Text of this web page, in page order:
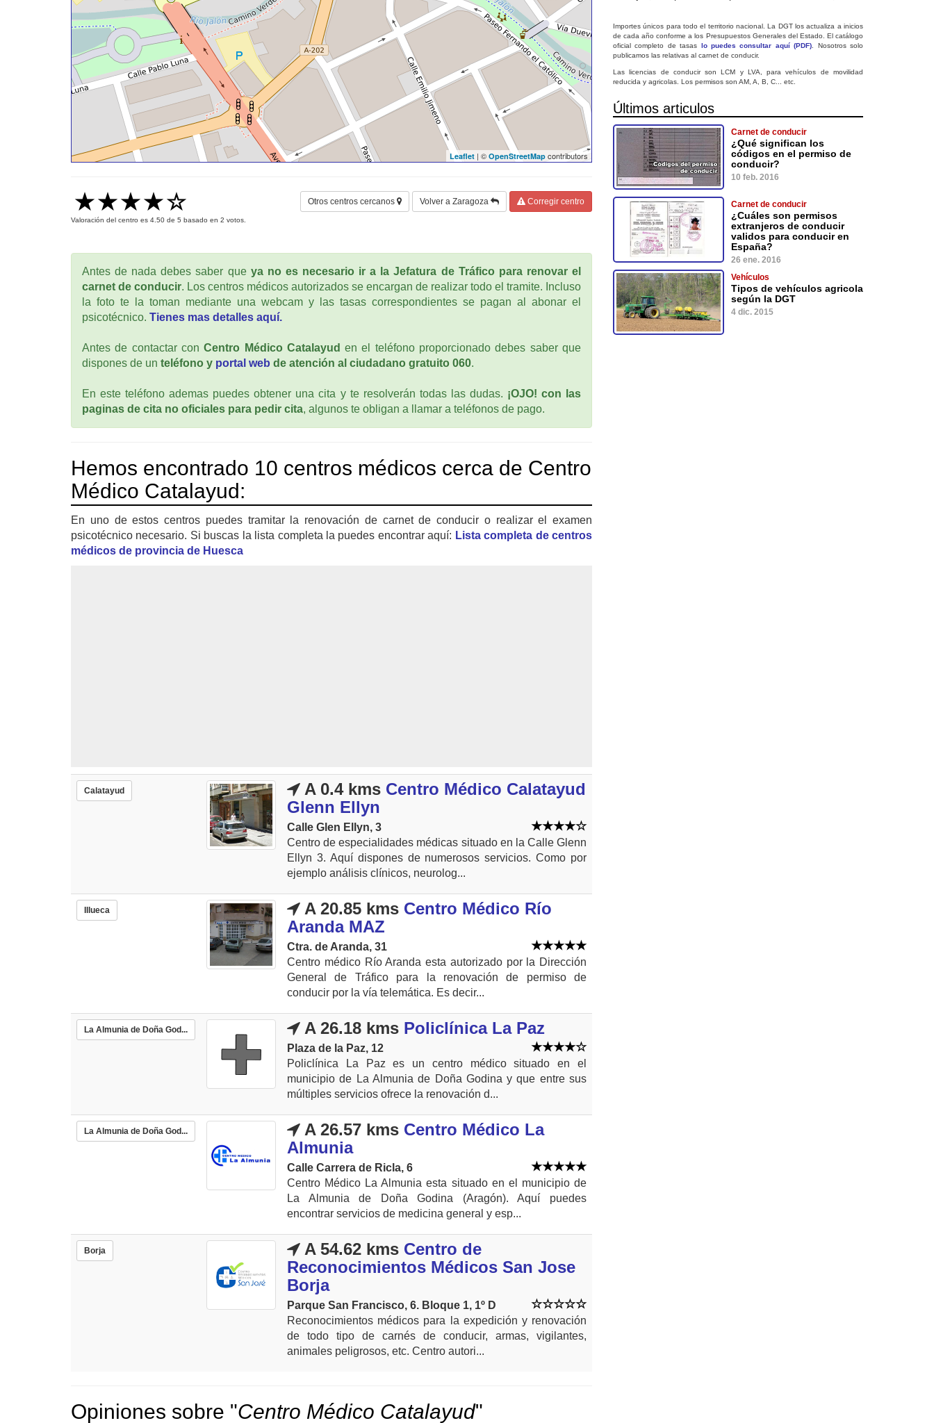
Leaflet | © OpenStreetMap contributors
Valoración del centro es 4.50 de 5 basado en 2 votos.
Otros centros cercanos Volver a Zaragoza Corregir centro
Antes de nada debes saber que ya no es necesario ir a la Jefatura de Tráfico para renovar el
carnet de conducir. Los centros médicos autorizados se encargan de realizar todo el tramite. Incluso
la foto te la toman mediante una webcam y las tasas correspondientes se pagan al abonar el
psicotécnico. Tienes mas detalles aquí.
Antes de contactar conCentro Médico Catalayud en el teléfono proporcionado debes saber que
dispones de un teléfono y portal web de atención al ciudadano gratuito 060.
En este teléfono ademas puedes obtener una cita y te resolverán todas las dudas. ¡OJO! con las
paginas de cita no oficiales para pedir cita, algunos te obligan a llamar a teléfonos de pago.
Hemos encontrado 10 centros médicos cerca de Centro
Médico Catalayud:
En uno de estos centros puedes tramitar la renovación de carnet de conducir o realizar el examen
psicotécnico necesario. Si buscas la lista completa la puedes encontrar aquí: Lista completa de centros
médicos de provincia de Huesca
Calatayud A 0.4 kms Centro Médico Calatayud
Glenn Ellyn
Calle Glen Ellyn, 3
Centro de especialidades médicas situado en la Calle Glenn
Ellyn 3. Aquí dispones de numerosos servicios. Como por
ejemplo análisis clínicos, neurolog...
Illueca A 20.85 kms Centro Médico Río
Aranda MAZ
Ctra. de Aranda, 31
Centro médico Río Aranda esta autorizado por la Dirección
General de Tráfico para la renovación de permiso de
conducir por la vía telemática. Es decir...
La Almunia de Doña God... A 26.18 kms Policlínica La Paz
Plaza de la Paz, 12
Policlínica La Paz es un centro médico situado en el
municipio de La Almunia de Doña Godina y que entre sus
múltiples servicios ofrece la renovación d...
La Almunia de Doña God... A 26.57 kms Centro Médico La
Almunia
Calle Carrera de Ricla, 6
Centro Médico La Almunia esta situado en el municipio de
La Almunia de Doña Godina (Aragón). Aquí puedes
encontrar servicios de medicina general y esp...
Borja A 54.62 kms Centro de
Reconocimientos Médicos San Jose
Borja
Parque San Francisco, 6. Bloque 1, 1º D
Reconocimientos médicos para la expedición y renovación
de todo tipo de carnés de conducir, armas, vigilantes,
animales peligrosos, etc. Centro autori...
Opiniones sobre "Centro Médico Catalayud"
Importes únicos para todo el territorio nacional. La DGT los actualiza a inicios
de cada año conforme a los Presupuestos Generales del Estado. El catálogo
oficial completo de tasas lo puedes consultar aquí (PDF) . Nosotros solo
publicamos las relativas al carnet de conducir.
Las licencias de conducir son LCM y LVA, para vehículos de movilidad
reducida y agricolas. Los permisos son AM, A, B, C... etc.
Últimos articulos
Carnet de conducir
¿Qué significan los
códigos en el permiso de
conducir?
10 feb. 2016
Carnet de conducir
¿Cuáles son permisos
extranjeros de conducir
validos para conducir en
España?
26 ene. 2016
Vehículos
Tipos de vehículos agricola
según la DGT
4 dic. 2015